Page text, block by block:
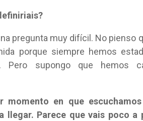
pregunta muy difícil. No pienso
porque siempre hemos
Pero supongo que hemos
momento en que
llegar. Parece que vais poco